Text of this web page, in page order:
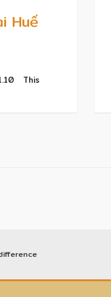
Huế
This